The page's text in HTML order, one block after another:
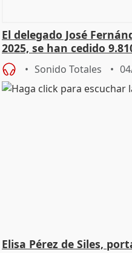
El delegado José
2025, se han cedido
Sonido Totales
Elisa Pérez de Siles,